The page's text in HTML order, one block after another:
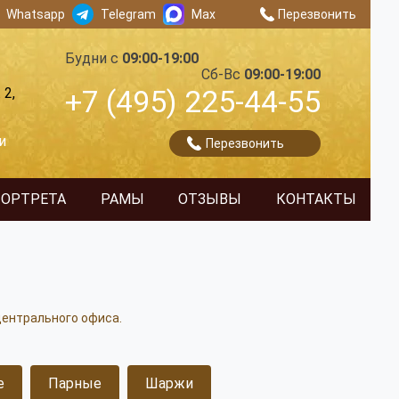
Whatsapp Telegram Max Перезвонить
2,
Будни с 09:00-19:00
Сб-Вс 09:00-19:00
+7 (495) 225-44-55
Перезвонить
РАМЫ ОТЗЫВЫ КОНТАКТЫ
офиса.
Парные Шаржи